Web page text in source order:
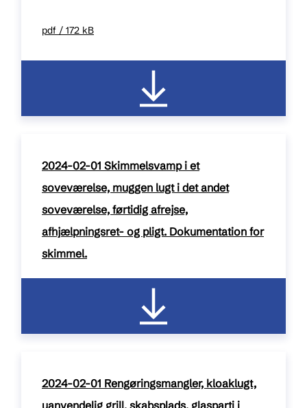
pdf / 172 kB
2024-02-01 Skimmelsvamp i et
soveværelse, muggen lugt i det andet
soveværelse, førtidig afrejse,
afhjælpningsret- og pligt. Dokumentation for
skimmel.
2024-02-01 Rengøringsmangler, kloaklugt,